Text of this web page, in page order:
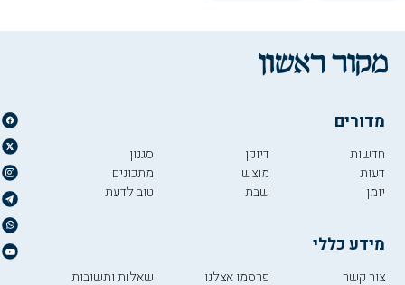
מדורים
חדשות
דעות
יומן
דיוקן
מוצש
שבת
סגנון
מתכונים
טוב לדעת
מידע כללי
צור קשר פרסמו אצלנו שאלות ותשובות